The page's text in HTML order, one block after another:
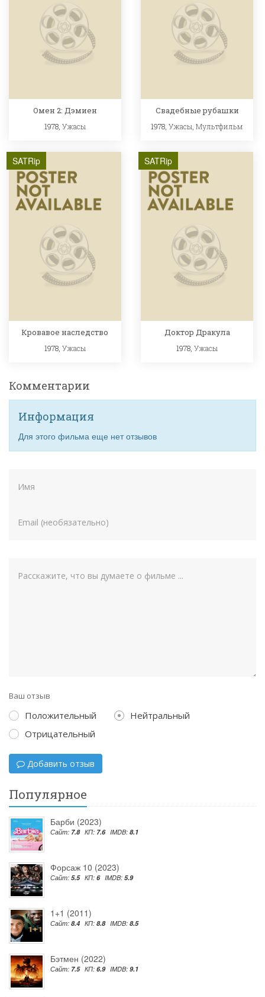
Омен 2: Дэмиен
1978, Ужасы
Свадебные рубашки
1978,Ужасы ,Мультфильм
SATRip
Кровавое наследство
1978, Ужасы
SATRip
Доктор Дракула
1978,Ужасы
Комментарии
Информация
Для этого фильма еще нет отзывов
Ваш отзыв
Положительный
Нейтральный
Отрицательный
Добавить отзыв
Популярное
Барби (2023)
Сайт: 7.8 КП: 7.6 IMDB: 8.1
Форсаж 10 (2023)
Сайт: 5.5 КП: 6 IMDB: 5.9
1+1 (2011)
Сайт: 8.4 КП: 8.8 IMDB: 8.5
Бэтмен (2022)
Сайт: 7.5 КП: 6.9 IMDB: 9.1